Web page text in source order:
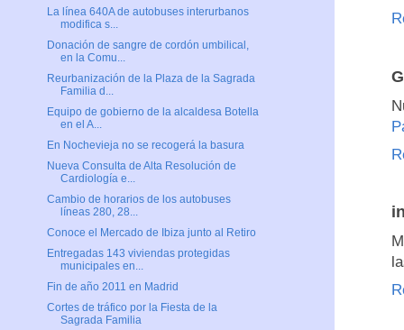
La línea 640A de autobuses interurbanos
modifica s...
Donación de sangre de cordón umbilical,
en la Comu...
Reurbanización de la Plaza de la Sagrada
Familia d...
Equipo de gobierno de la alcaldesa Botella
en el A...
En Nochevieja no se recogerá la basura
Nueva Consulta de Alta Resolución de
Cardiología e...
Cambio de horarios de los autobuses
líneas 280, 28...
Conoce el Mercado de Ibiza junto al Retiro
Entregadas 143 viviendas protegidas
municipales en...
Fin de año 2011 en Madrid
Cortes de tráfico por la Fiesta de la
Sagrada Familia